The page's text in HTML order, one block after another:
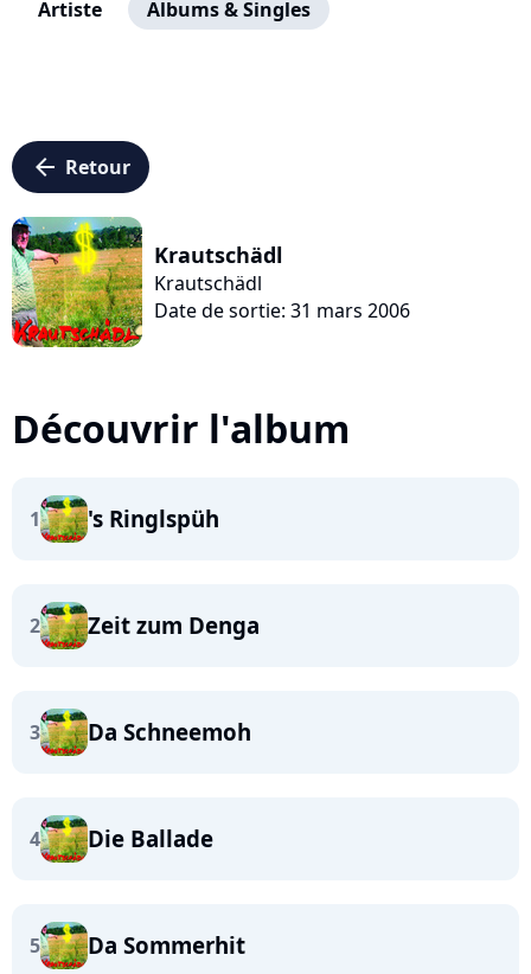
Artiste Albums & Singles
arrow_left Retour
Krautschädl
Krautschädl
Date de sortie: 31 mars 2006
Découvrir l'album
1 's Ringlspüh
2 Zeit zum Denga
3 Da Schneemoh
4 Die Ballade
5 Da Sommerhit